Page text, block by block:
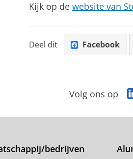
Kijk op de website van
Deel dit Facebook
Volg ons op
bedrijven